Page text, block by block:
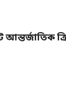
আন্তর্জাতিক